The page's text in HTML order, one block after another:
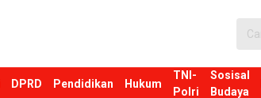
DPRD Pendidikan Hukum
TNI-
Polri
Sosisal
Budaya